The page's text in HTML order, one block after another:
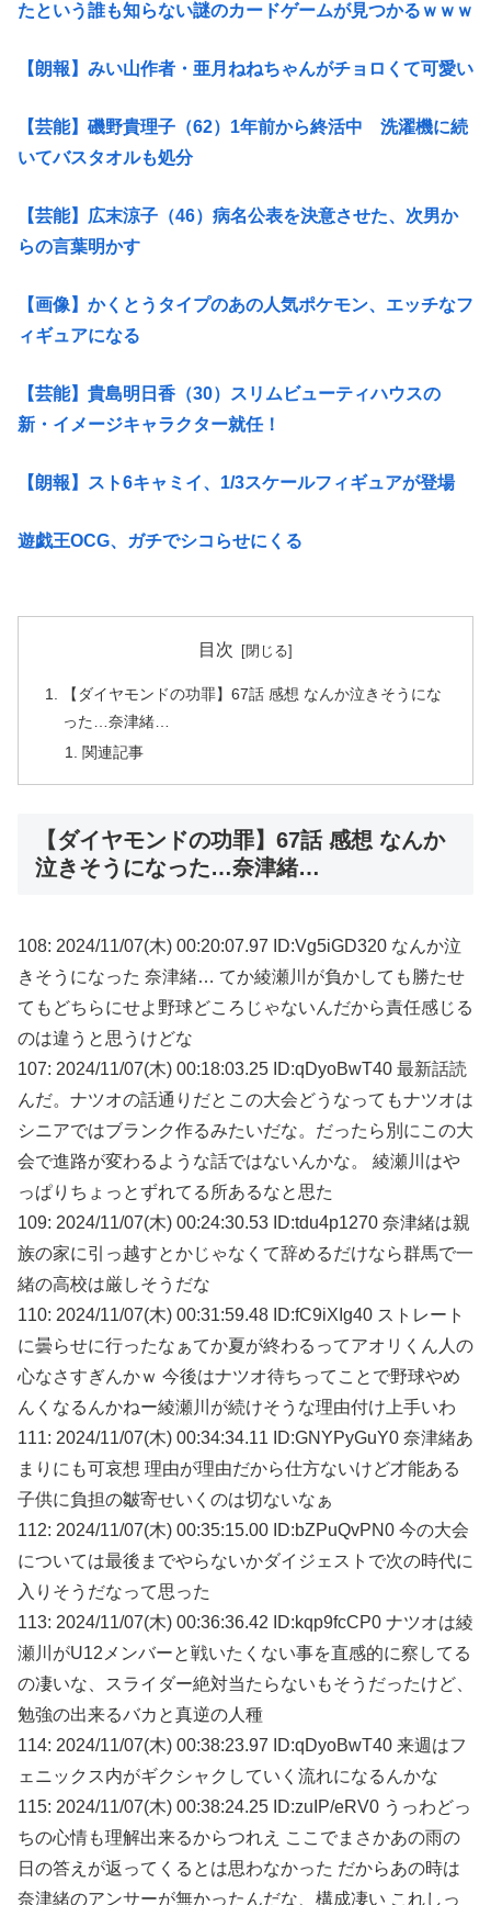
たという誰も知らない謎のカードゲームが見つかるｗｗｗ
【朗報】みい山作者・亜月ねねちゃんがチョロくて可愛い
【芸能】磯野貴理子（62）1年前から終活中 洗濯機に続
いてバスタオルも処分
【芸能】広末涼子（46）病名公表を決意させた、次男か
らの言葉明かす
【画像】かくとうタイプのあの人気ポケモン、エッチなフ
ィギュアになる
【芸能】貴島明日香（30）スリムビューティハウスの
新・イメージキャラクター就任！
【朗報】スト6キャミイ、1/3スケールフィギュアが登場
遊戯王OCG、ガチでシコらせにくる
目次
【ダイヤモンドの功罪】67話 感想 なんか泣きそうにな
った…奈津緒…
関連記事
【ダイヤモンドの功罪】67話 感想 なんか
泣きそうになった…奈津緒…
108: 2024/11/07(木) 00:20:07.97 ID:Vg5iGD320 なんか泣
きそうになった 奈津緒… てか綾瀬川が負かしても勝たせ
てもどちらにせよ野球どころじゃないんだから責任感じる
のは違うと思うけどな
107: 2024/11/07(木) 00:18:03.25 ID:qDyoBwT40 最新話読
んだ。ナツオの話通りだとこの大会どうなってもナツオは
シニアではブランク作るみたいだな。だったら別にこの大
会で進路が変わるような話ではないんかな。 綾瀬川はや
っぱりちょっとずれてる所あるなと思た
109: 2024/11/07(木) 00:24:30.53 ID:tdu4p1270 奈津緒は親
族の家に引っ越すとかじゃなくて辞めるだけなら群馬で一
緒の高校は厳しそうだな
110: 2024/11/07(木) 00:31:59.48 ID:fC9iXIg40 ストレート
に曇らせに行ったなぁてか夏が終わるってアオリくん人の
心なさすぎんかｗ 今後はナツオ待ちってことで野球やめ
んくなるんかねー綾瀬川が続けそうな理由付け上手いわ
111: 2024/11/07(木) 00:34:34.11 ID:GNYPyGuY0 奈津緒あ
まりにも可哀想 理由が理由だから仕方ないけど才能ある
子供に負担の皺寄せいくのは切ないなぁ
112: 2024/11/07(木) 00:35:15.00 ID:bZPuQvPN0 今の大会
については最後までやらないかダイジェストで次の時代に
入りそうだなって思った
113: 2024/11/07(木) 00:36:36.42 ID:kqp9fcCP0 ナツオは綾
瀬川がU12メンバーと戦いたくない事を直感的に察してる
の凄いな、スライダー絶対当たらないもそうだったけど、
勉強の出来るバカと真逆の人種
114: 2024/11/07(木) 00:38:23.97 ID:qDyoBwT40 来週はフ
ェニックス内がギクシャクしていく流れになるんかな
115: 2024/11/07(木) 00:38:24.25 ID:zuIP/eRV0 うっわどっ
ちの心情も理解出来るからつれえ ここでまさかあの雨の
日の答えが返ってくるとは思わなかった だからあの時は
奈津緒のアンサーが無かったんだな、構成凄い これしっ